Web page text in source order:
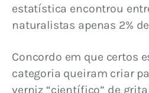
estatística encontrou
naturalistas apenas 2%
Concordo em que certos
categoria queiram criar
verniz “científico” de